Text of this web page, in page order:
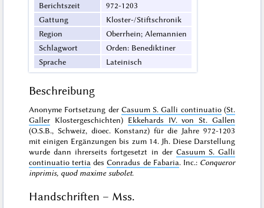
Berichtszeit
972-1203
Gattung
Kloster-/Stiftschronik
Region
Oberrhein; Alemannien
Schlagwort
Orden: Benediktiner
Sprache
Lateinisch
Beschreibung
Anonyme Fortsetzung der Casuum S. Galli continuatio(St.
Galler Klostergeschichten) Ekkehards IV. von St. Gallen
(O.S.B., Schweiz, dioec. Konstanz) für die Jahre 972-1203
mit einigen Ergänzungen bis zum 14. Jh. Diese Darstellung
wurde dann ihrerseits fortgesetzt in der Casuum S. Galli
continuatio tertia desConradus de Fabaria. Inc.: Conqueror
inprimis, quod maxime subolet.
Handschriften – Mss.